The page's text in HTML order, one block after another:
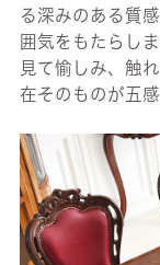
る深みのある質
囲気をもたらしま
見て愉しみ、触
在そのものが五